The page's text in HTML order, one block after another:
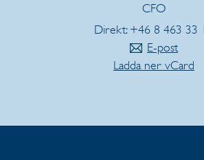
CFO
Direkt: +46 8 463 33
E-post
Ladda ner vCard